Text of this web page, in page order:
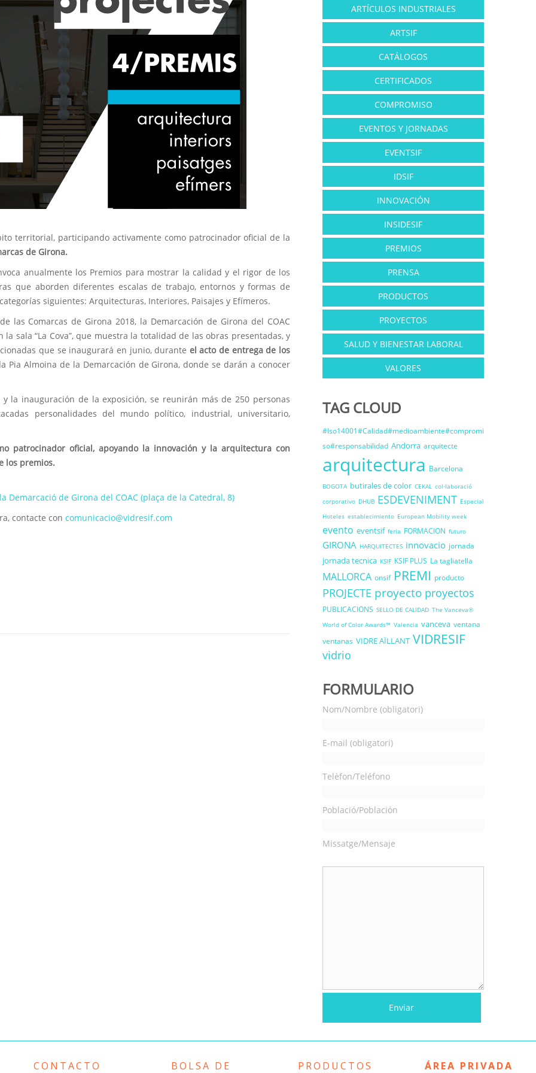
territorial, participando activamente como patrocinador oficial de la
de Girona.
anualmente los Premios para mostrar la calidad y el rigor de los
que aborden diferentes escalas de trabajo, entornos y formas de
siguientes: Arquitecturas, Interiores, Paisajes y Efímeros.
las Comarcas de Girona 2018, la Demarcación de Girona del COAC
sala “La Cova”, que muestra la totalidad de las obras presentadas, y
que se inaugurará en junio, durante el acto de entrega de los
Pia Almoina de la Demarcación de Girona, donde se darán a conocer
la inauguración de la exposición, se reunirán más de 250 personas
personalidades del mundo político, industrial, universitario,
patrocinador oficial, apoyando la innovación y la arquitectura con
los premios.
Demarcació de Girona del COAC (plaça de la Catedral, 8)
contacte con comunicacio@vidresif.com
ARTÍCULOS INDUSTRIALES
ARTSIF
CATÁLOGOS
CERTIFICADOS
COMPROMISO
EVENTOS Y JORNADAS
EVENTSIF
IDSIF
INNOVACIÓN
INSIDESIF
PREMIOS
PRENSA
PRODUCTOS
PROYECTOS
SALUD Y BIENESTAR LABORAL
VALORES
TAG CLOUD
#Iso14001#Calidad#medioambiente#compromi
so#responsabilidad Andorra arquitecte
arquitectura Barcelona
BOGOTA butirales de color CEKAL col·laboració
corporativo DHUB ESDEVENIMENT Especial
Hoteles establecimiento European Mobility week
evento eventsif feria FORMACION futuro
GIRONA HARQUITECTES innovacio jornada
jornada tecnica KSIF KSIF PLUS La tagliatella
MALLORCA onsif PREMI producto
PROJECTE proyecto proyectos
PUBLICACIONS SELLO DE CALIDAD The Vanceva®
World of Color Awards™ Valencia vanceva ventana
ventanas VIDRE AÏLLANT VIDRESIF
vidrio
FORMULARIO
Nom/Nombre (obligatori)
E-mail (obligatori)
Telèfon/Teléfono
Població/Población
Missatge/Mensaje
CONTACTO
BOLSA DE
PRODUCTOS ÁREA PRIVADA